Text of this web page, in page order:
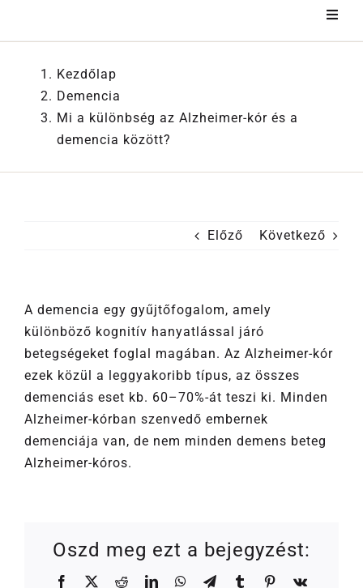
Kezdőlap
Demencia
Mi a különbség az Alzheimer-kór és a
demencia között?
Előző Következő
A demencia egy gyűjtőfogalom, amely
különböző kognitív hanyatlással járó
betegségeket foglal magában. Az Alzheimer-kór
ezek közül a leggyakoribb típus, az összes
demenciás eset kb. 60–70%-át teszi ki. Minden
Alzheimer-kórban szenvedő embernek
demenciája van, de nem minden demens beteg
Alzheimer-kóros.
Oszd meg ezt a bejegyzést:
Facebook Reddit LinkedInWhatsAppTelegram
TumblrPinterest